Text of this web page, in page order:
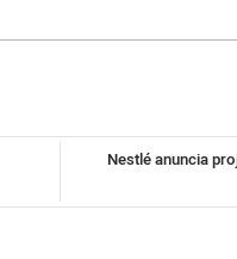
Nestlé anuncia